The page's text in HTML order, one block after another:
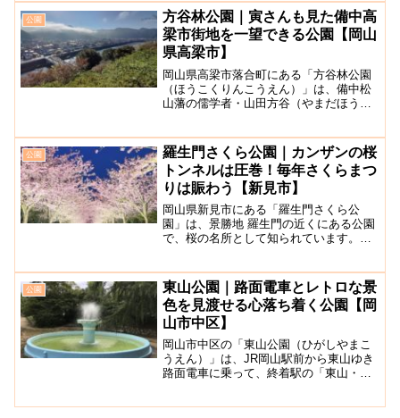
内は、県史跡下津井城跡を中心に整備さ
れており、多目的広...
公園
方谷林公園｜寅さんも見た備中高
梁市街地を一望できる公園【岡山
県高梁市】
岡山県高梁市落合町にある「方谷林公園
（ほうこくりんこうえん）」は、備中松
山藩の儒学者・山田方谷（やまだほうこ
のある公園です。約340本ある桜は4月上
旬に、約6,0...
公園
羅生門さくら公園｜カンザンの桜
トンネルは圧巻！毎年さくらまつ
りは賑わう【新見市】
岡山県新見市にある「羅生門さくら公
園」は、景勝地 羅生門の近くにある公園
で、桜の名所として知られています。桜
生門さくらまつり」が開催されます。
次々と咲く10種類の700...
公園
東山公園｜路面電車とレトロな景
色を見渡せる心落ち着く公園【岡
山市中区】
岡山市中区の「東山公園（ひがしやまこ
うえん）」は、JR岡山駅前から東山ゆき
路面電車に乗って、終着駅の「東山・お